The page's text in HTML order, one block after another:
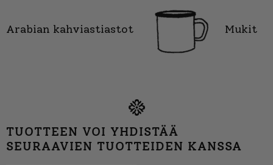
Arabian kahviastiastot Mukit
TUOTTEEN VOI YHDISTÄÄ
SEURAAVIEN TUOTTEIDEN KANSSA